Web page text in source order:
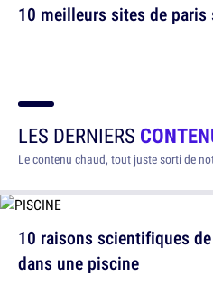
10 meilleurs sites de
LES DERNIERS
Le contenu chaud, tout juste sorti de
10 raisons scientifiques
dans une piscine